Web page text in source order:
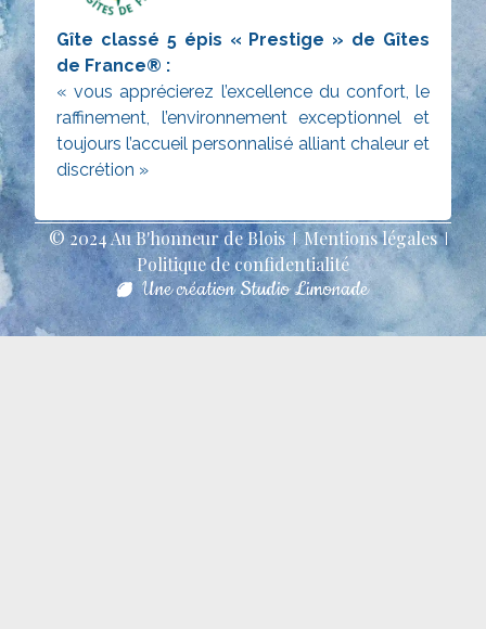
Gîte classé 5 épis « Prestige » de Gîtes
de France® :
« vous apprécierez l’excellence du confort, le
raffinement, l’environnement exceptionnel et
toujours l’accueil personnalisé alliant chaleur et
discrétion »
© 2024 Au B'honneur de Blois
Mentions légales
Politique de confidentialité
Une création Studio Limonade